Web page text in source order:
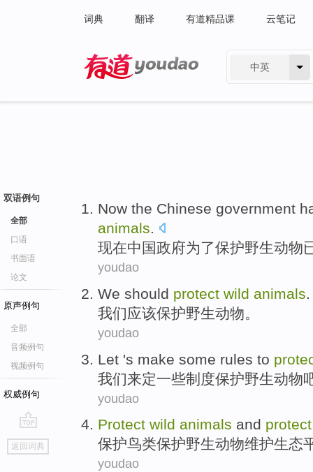
词典 翻译 有道精品课 云笔记
中英
双语例句
全部
口语
书面语
论文
原声例句
全部
音频例句
视频例句
权威例句
go
top
返回词典
Now the Chinese government
animals.
现在中国政府为了保护野生动物
youdao
We should protect wild animals.
我们应该保护野生动物。
youdao
Let 's make some rules to
我们来定一些制度保护野生动物
youdao
Protect wild animals and protect
保护鸟类保护野生动物维护生态
youdao